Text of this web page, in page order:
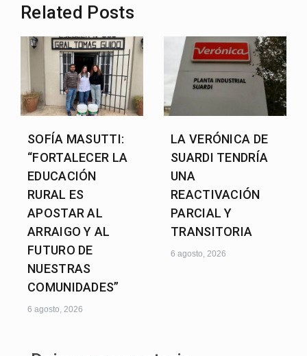
Related Posts
SOFÍA MASUTTI:
“FORTALECER LA
EDUCACIÓN
RURAL ES
APOSTAR AL
ARRAIGO Y AL
FUTURO DE
NUESTRAS
COMUNIDADES”
6 agosto, 2026
LA VERÓNICA DE
SUARDI TENDRÍA
UNA
REACTIVACIÓN
PARCIAL Y
TRANSITORIA
6 agosto, 2026